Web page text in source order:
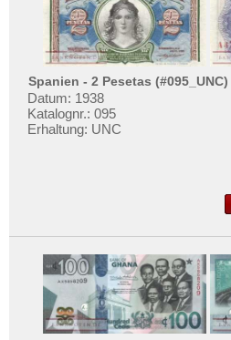
Impressum
Spanien - 2 Pesetas (#095_UNC)
Datum: 1938
Katalognr.: 095
Erhaltung: UNC